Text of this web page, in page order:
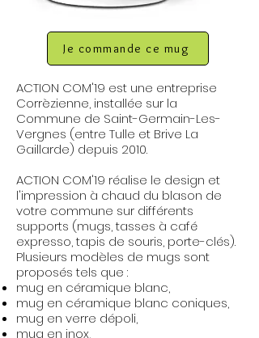
Je commande ce mug
ACTION COM'19 est une entreprise
Corrèzienne, installée sur la
Commune de Saint-Germain-Les-
Vergnes (entre Tulle et Brive La
Gaillarde) depuis 2010.
ACTION COM'19 réalise le design et
l'impression à chaud du blason de
votre commune sur différents
supports (mugs, tasses à café
expresso, tapis de souris, porte-clés).
Plusieurs modèles de mugs sont
proposés tels que :
mug en céramique blanc,
mug en céramique blanc coniques,
mug en verre dépoli,
mug en inox,